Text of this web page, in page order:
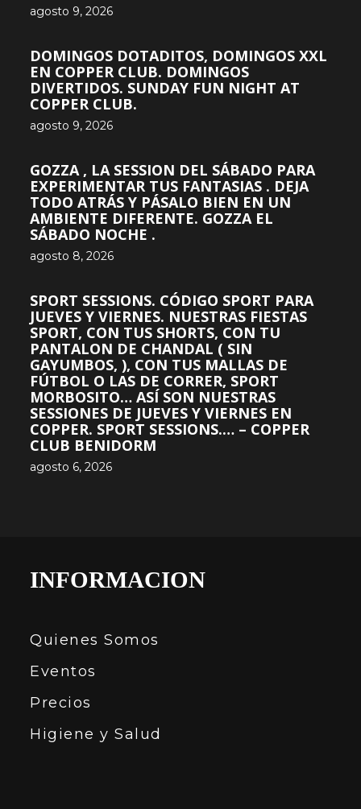
agosto 9, 2026
DOMINGOS DOTADITOS, DOMINGOS XXL
EN COPPER CLUB. DOMINGOS
DIVERTIDOS. SUNDAY FUN NIGHT AT
COPPER CLUB.
agosto 9, 2026
GOZZA , LA SESSION DEL SÁBADO PARA
EXPERIMENTAR TUS FANTASIAS . DEJA
TODO ATRÁS Y PÁSALO BIEN EN UN
AMBIENTE DIFERENTE. GOZZA EL
SÁBADO NOCHE .
agosto 8, 2026
SPORT SESSIONS. CÓDIGO SPORT PARA
JUEVES Y VIERNES. NUESTRAS FIESTAS
SPORT, CON TUS SHORTS, CON TU
PANTALON DE CHANDAL ( SIN
GAYUMBOS, ), CON TUS MALLAS DE
FÚTBOL O LAS DE CORRER, SPORT
MORBOSITO… ASÍ SON NUESTRAS
SESSIONES DE JUEVES Y VIERNES EN
COPPER. SPORT SESSIONS.… – COPPER
CLUB BENIDORM
agosto 6, 2026
INFORMACION
Quienes Somos
Eventos
Precios
Higiene y Salud